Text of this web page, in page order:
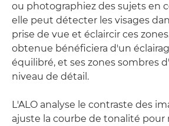
ou photographiez des sujets en
elle peut détecter les visages
prise de vue et éclaircir ces
obtenue bénéficiera d'un
équilibré, et ses zones sombres
niveau de détail.
L'ALO analyse le contraste des
ajuste la courbe de tonalité pour